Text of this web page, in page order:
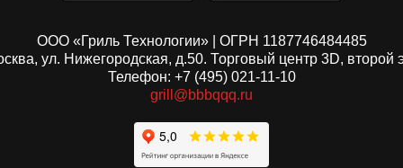
ООО «Гриль Технологии» | ОГРН 1187746484485
ул. Нижегородская, д.50. Торговый центр 3D, второй
Телефон: +7 (495) 021-11-10
grill@bbbqqq.ru